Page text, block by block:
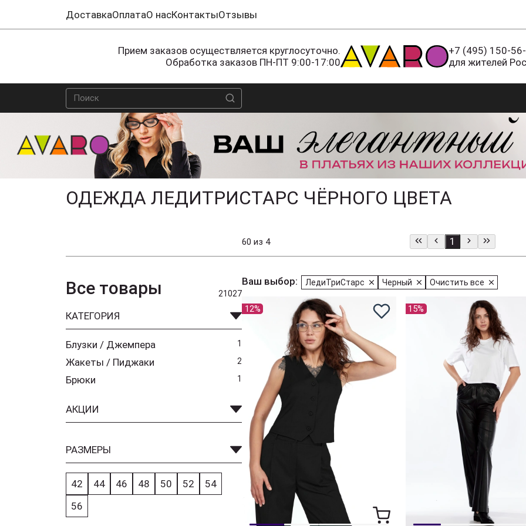
ДоставкаОплатаО насКонтактыОтзывы
Прием заказов осуществляется круглосуточно.
Обработка заказов ПН-ПТ 9:00-17:00
+7 (495) 150-
для жителей
ОДЕЖДА ЛЕДИТРИСТАРС ЧЁРНОГО ЦВЕТА
60 из 4 1
Все товары 21027
КАТЕГОРИЯ
Блузки / Джемпера 1
Жакеты / Пиджаки 2
Брюки 1
АКЦИИ
РАЗМЕРЫ
42 44 46 48 50 52
54
56
Ваш выбор: ЛедиТриСтарс Черный Очистить все
12% 15%